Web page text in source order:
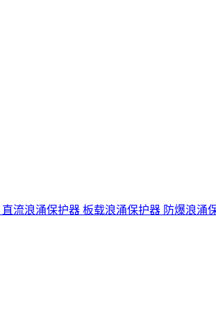
直流浪涌保护器 板载浪涌保护器 防爆浪涌